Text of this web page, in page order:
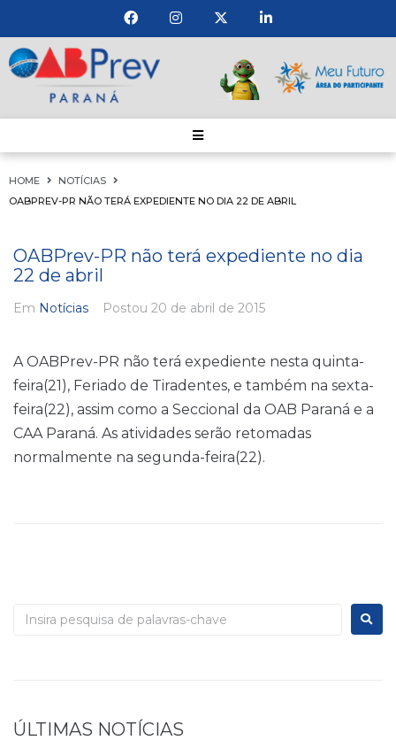
HOME
NOTÍCIAS
OABPREV-PR NÃO TERÁ EXPEDIENTE NO DIA 22 DE ABRIL
OABPrev-PR não terá expediente no dia
22 de abril
Em Notícias Postou 20 de abril de 2015
A OABPrev-PR não terá expediente nesta quinta-
feira(21), Feriado de Tiradentes, e também na sexta-
feira(22), assim como a Seccional da OAB Paraná e a
CAA Paraná. As atividades serão retomadas
normalmente na segunda-feira(22).
ÚLTIMAS NOTÍCIAS